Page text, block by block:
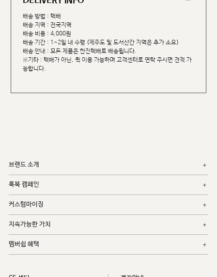
배송 방법 : 택배
배송 지역 : 전국지역
배송 비용 : 4,000원
배송 기간 : 1~2일 내 수령 (제주도 및 도서산간 지역은 추가 소요)
배송 안내 : 모든 제품은 한진택배로 배송됩니다.
※기타 : 택배가 아닌, 퀵 이용 가능하며 고객센터로 연락 주시면 견적 가
능합니다.
브랜드 소개
룩북 캠페인
커스텀마이징
지속가능한 가치
멤버쉽 혜택